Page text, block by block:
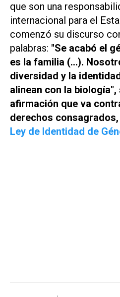
que son una
internacional para el
comenzó su discurso
palabras: "Se acabó el
es la familia (...).
diversidad y la
alinean con la
afirmación que va
derechos
Ley de Identidad de